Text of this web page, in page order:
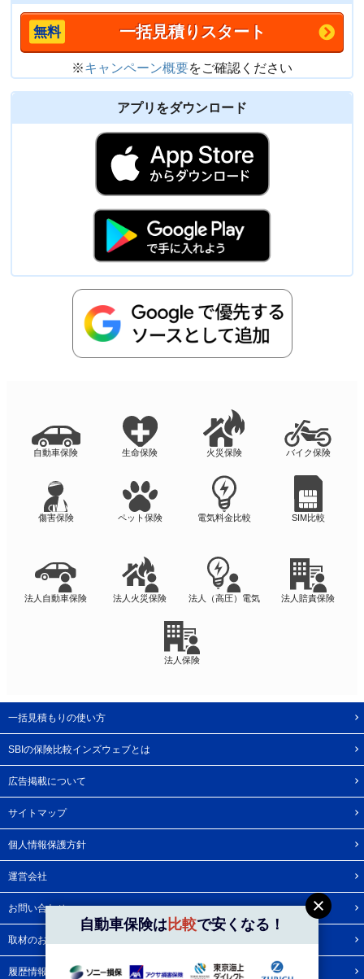
一括見積りスタート
※キャンペーン概要をご確認ください
アプリをダウンロード
自動車保険 生命保険 火災保険 バイク保険
傷害保険 ペット保険 電気料金比較 SIM比較
法人自動車保険 法人火災保険 法人（高圧）電気 法人賠責保険
法人保険
一括見積もりの使い方
SBIの保険比較インズウェブとは
広告掲載について
サイトマップ
個人情報保護方針
運営会社
お問い合わせ
取材のお問い合わせ
履歴情報・Cookie等
自動車保険は比較で安くなる！